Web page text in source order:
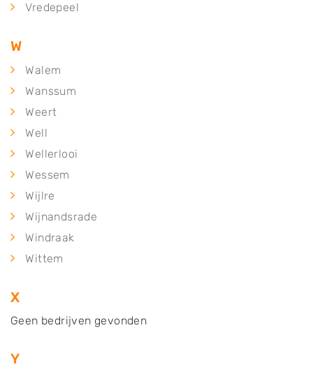
Vredepeel
W
Walem
Wanssum
Weert
Well
Wellerlooi
Wessem
Wijlre
Wijnandsrade
Windraak
Wittem
X
Geen bedrijven gevonden
Y